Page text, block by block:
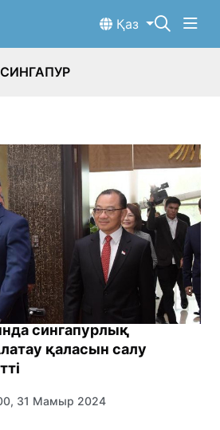
Қаз
сингапурлық
қаласын салу
31 Мамыр 2024